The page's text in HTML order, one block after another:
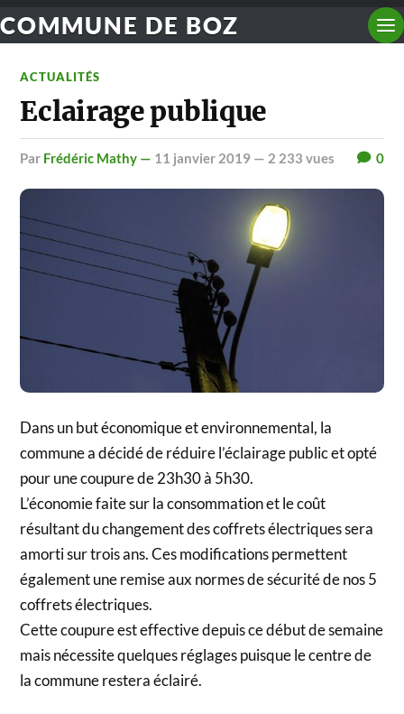
COMMUNE DE BOZ
ACTUALITÉS
Eclairage publique
par Frédéric Mathy — 11 janvier 2019 — 2 233 vues 0
Dans un but économique et environnemental, la
commune a décidé de réduire l’éclairage public et opté
pour une coupure de 23h30 à 5h30.
L’économie faite sur la consommation et le coût
résultant du changement des coffrets électriques sera
amorti sur trois ans. Ces modifications permettent
également une remise aux normes de sécurité de nos 5
coffrets électriques.
Cette coupure est effective depuis ce début de semaine
mais nécessite quelques réglages puisque le centre de
la commune restera éclairé.